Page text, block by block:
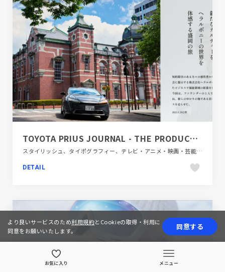
お気に入り メニュー
TOYOTA PRIUS JOURNAL - THE PRODUCERS
スタイリッシュ、タイポグラフィー、テレビ・アニメ・映画・芸能、ホワイト系、大きめ写真、映像
DETAIL
より良いサービスのため利用規約とCookieの取得・利用に
同意をお願いいたします。
同意する